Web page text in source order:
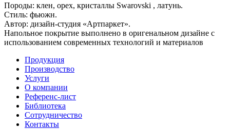
Породы: клен, орех, кристаллы Swarovski , латунь.
Стиль: фьюжн.
Автор: дизайн-студия «Артпаркет».
Напольное покрытие выполнено в оригенальном дизайне с
использованием современных технологий и материалов
Продукция
Производство
Услуги
О компании
Референс-лист
Библиотека
Сотрудничество
Контакты